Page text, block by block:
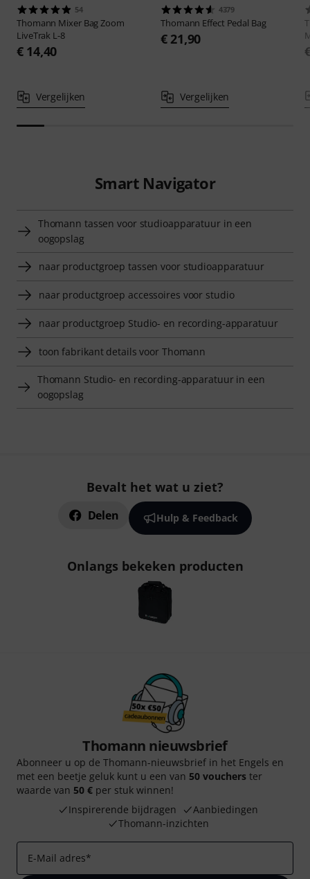
54
Thomann Mixer Bag Zoom
LiveTrak L-8
€ 14,40
Vergelijken
4379
Thomann Effect Pedal Bag
€ 21,90
Vergelijken
Smart Navigator
Thomann tassen voor studioapparatuur in een
oogopslag
naar productgroep tassen voor studioapparatuur
naar productgroep accessoires voor studio
naar productgroep Studio- en recording-apparatuur
toon fabrikant details voor Thomann
Thomann Studio- en recording-apparatuur in een
oogopslag
Bevalt het wat u ziet?
Delen Hulp & Feedback
Onlangs bekeken producten
Thomann nieuwsbrief
Abonneer u op de Thomann-nieuwsbrief in het Engels en
met een beetje geluk kunt u een van 50 vouchers ter
waarde van 50 € per stuk winnen!
Inspirerende bijdragen
Aanbiedingen
Thomann-inzichten
E-Mail adres*